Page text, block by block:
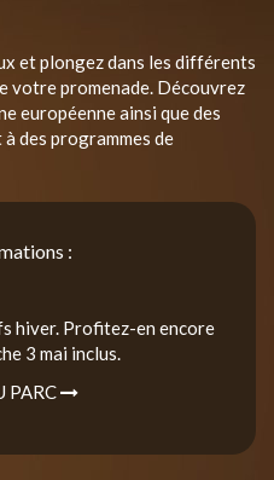
et plongez dans les différents
votre promenade. Découvrez
européenne ainsi que des
des programmes de
:
hiver. Profitez-en encore
3 mai inclus.
PARC